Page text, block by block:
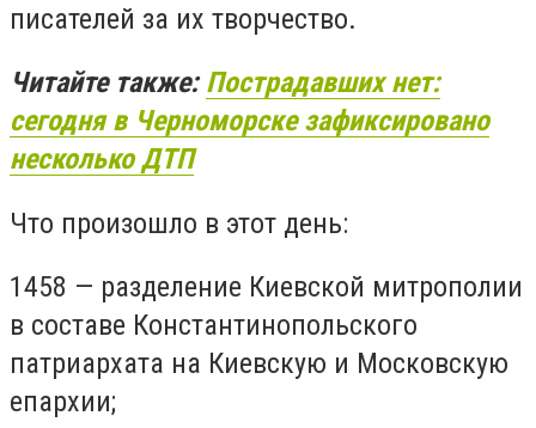
писателей за их творчество.
Читайте также:Пострадавших нет:
сегодня в Черноморске зафиксировано
несколько ДТП
Что произошло в этот день:
1458 — разделение Киевской митрополии
в составе Константинопольского
патриархата на Киевскую и Московскую
епархии;